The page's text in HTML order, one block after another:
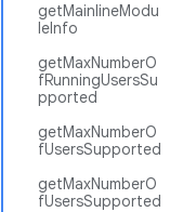
getMainlineModu
leInfo
getMaxNumberO
fRunningUsersSu
pported
getMaxNumberO
fUsersSupported
getMaxNumberO
fUsersSupported